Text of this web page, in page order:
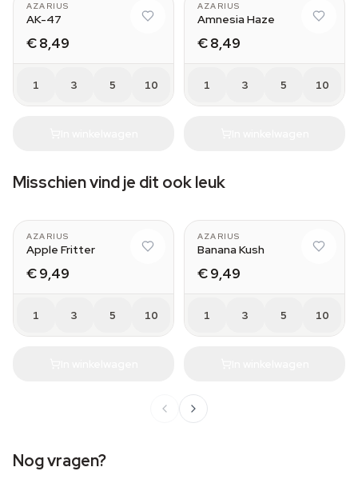
AZARIUS
AK-47
€ 8,49
1 3 5 10
AZARIUS
Amnesia Haze
€ 8,49
1 3 5 10
Misschien vind je dit ook leuk
AZARIUS
Apple Fritter
€ 9,49
1 3 5 10
AZARIUS
Banana Kush
€ 9,49
1 3 5 10
Nog vragen?